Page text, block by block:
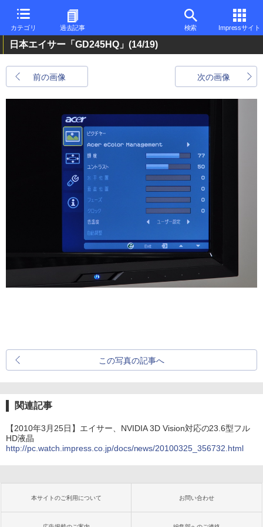
カテゴリ 過去記事 検索 Impressサイト
日本エイサー「GD245HQ」 (14/19)
前の画像 次の画像
この写真の記事へ
関連記事
【2010年3月25日】エイサー、NVIDIA 3D Vision対応の23.6型フル
HD液晶
http://pc.watch.impress.co.jp/docs/news/20100325_356732.html
本サイトのご利用について お問い合わせ